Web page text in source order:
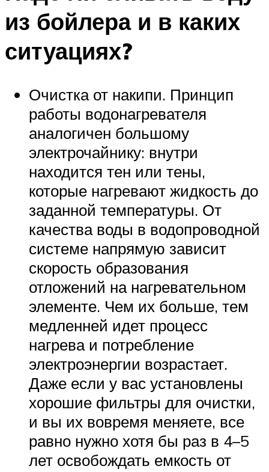
из бойлера и в каких
ситуациях?
Очистка от накипи. Принцип
работы водонагревателя
аналогичен большому
электрочайнику: внутри
находится тен или тены,
которые нагревают жидкость до
заданной температуры. От
качества воды в водопроводной
системе напрямую зависит
скорость образования
отложений на нагревательном
элементе. Чем их больше, тем
медленней идет процесс
нагрева и потребление
электроэнергии возрастает.
Даже если у вас установлены
хорошие фильтры для очистки,
и вы их вовремя меняете, все
равно нужно хотя бы раз в 4–5
лет освобождать емкость от